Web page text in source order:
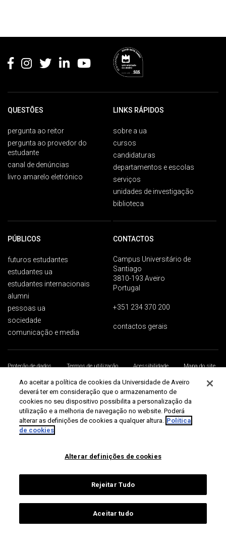
QUESTÕES
pergunta ao reitor
pergunta ao provedor do
estudante
canal de denúncias
livro amarelo eletrónico
LINKS RÁPIDOS
sobre a ua
cursos
candidaturas
departamentos e escolas
serviços
unidades de investigação
biblioteca
PÚBLICOS
futuros estudantes
estudantes ua
estudantes internacionais
alumni
pessoas ua
sociedade
comunicação e media
CONTACTOS
Campus Universitário de
Santiago
3810-193 Aveiro
Portugal
+351 234 370 200
contactos gerais
Proteção de dados Termos de utilização Acessibilidade
Mapa do site
Universidade de Aveiro 2026
Ao aceitar a política de cookies da Universidade de Aveiro
deverá ter em consideração que o armazenamento de
cookies no seu dispositivo possibilita a personalização da
utilização e a melhoria de navegação no website. Poderá
alterar as definições de cookies a qualquer altura. Política
de cookies
Alterar definições de cookies
Rejeitar Tudo
Aceitar tudo